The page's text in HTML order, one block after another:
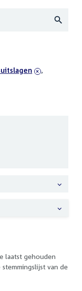
,
laatst gehouden
van de